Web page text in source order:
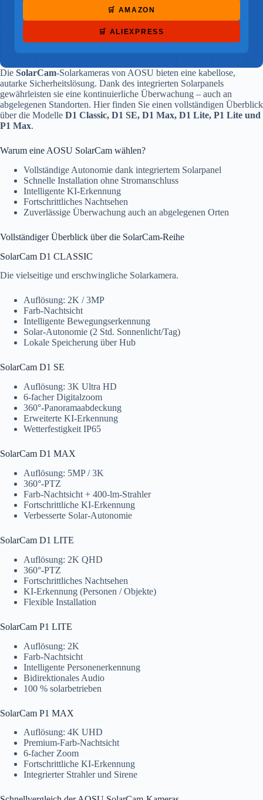
🛒 AMAZON
🛒 ALIEXPRESS
Die SolarCam-Solarkameras von AOSU bieten eine kabellose,
autarke Sicherheitslösung. Dank des integrierten Solarpanels
gewährleisten sie eine kontinuierliche Überwachung – auch an
abgelegenen Standorten. Hier finden Sie einen vollständigen Überblick
über die Modelle D1 Classic, D1 SE, D1 Max, D1 Lite, P1 Lite und
P1 Max.
Warum eine AOSU SolarCam wählen?
Vollständige Autonomie dank integriertem Solarpanel
Schnelle Installation ohne Stromanschluss
Intelligente KI-Erkennung
Fortschrittliches Nachtsehen
Zuverlässige Überwachung auch an abgelegenen Orten
Vollständiger Überblick über die SolarCam-Reihe
SolarCam D1 CLASSIC
Die vielseitige und erschwingliche Solarkamera.
Auflösung: 2K / 3MP
Farb-Nachtsicht
Intelligente Bewegungserkennung
Solar-Autonomie (2 Std. Sonnenlicht/Tag)
Lokale Speicherung über Hub
SolarCam D1 SE
Auflösung: 3K Ultra HD
6-facher Digitalzoom
360°-Panoramaabdeckung
Erweiterte KI-Erkennung
Wetterfestigkeit IP65
SolarCam D1 MAX
Auflösung: 5MP / 3K
360°-PTZ
Farb-Nachtsicht + 400-lm-Strahler
Fortschrittliche KI-Erkennung
Verbesserte Solar-Autonomie
SolarCam D1 LITE
Auflösung: 2K QHD
360°-PTZ
Fortschrittliches Nachtsehen
KI-Erkennung (Personen / Objekte)
Flexible Installation
SolarCam P1 LITE
Auflösung: 2K
Farb-Nachtsicht
Intelligente Personenerkennung
Bidirektionales Audio
100 % solarbetrieben
SolarCam P1 MAX
Auflösung: 4K UHD
Premium-Farb-Nachtsicht
6-facher Zoom
Fortschrittliche KI-Erkennung
Integrierter Strahler und Sirene